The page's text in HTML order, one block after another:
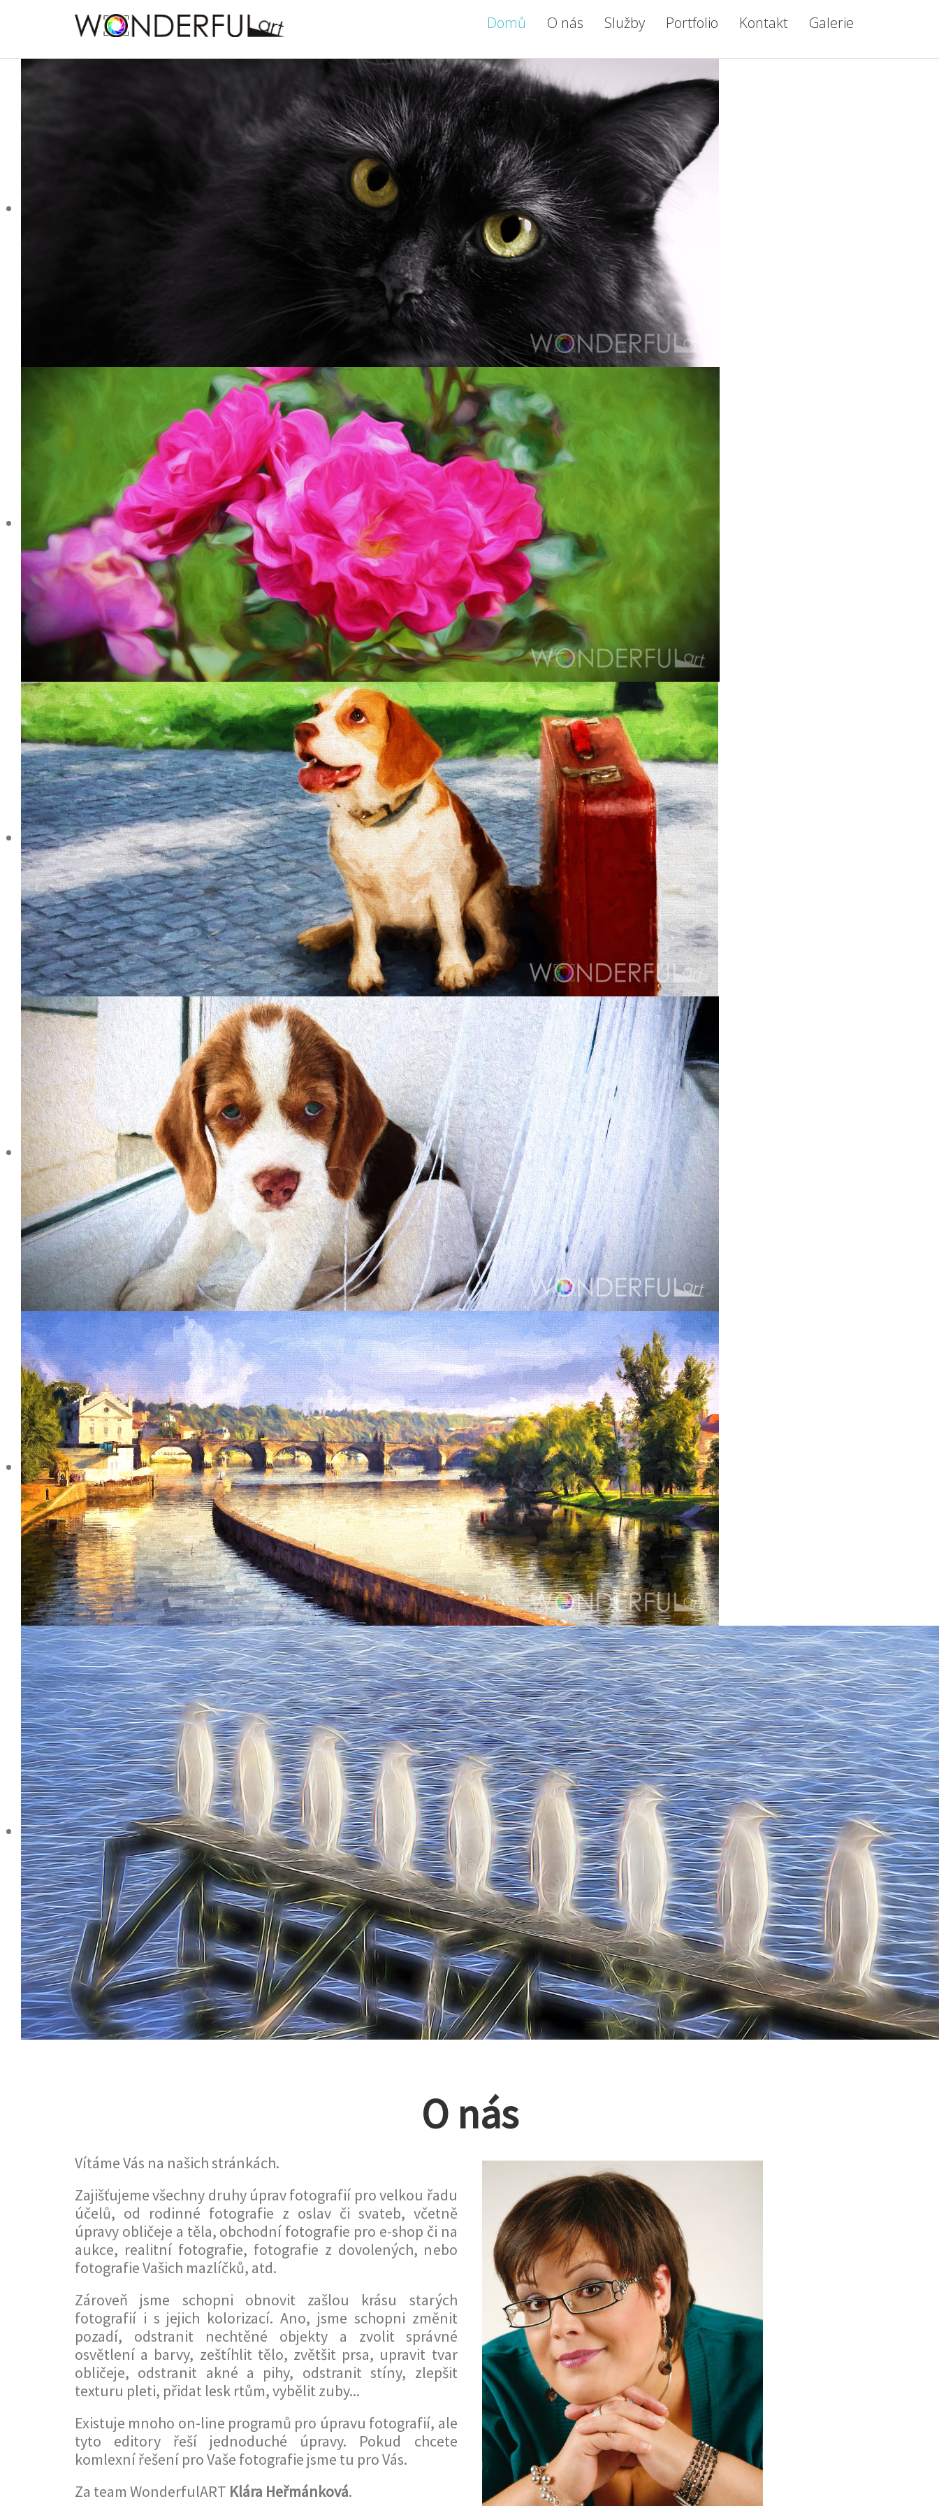
Domů O nás Služby Portfolio Kontakt Galerie
O nás
Vítáme Vás na našich stránkách.
Zajišťujeme všechny druhy úprav fotografií pro velkou řadu
účelů, od rodinné fotografie z oslav či svateb, včetně
úpravy obličeje a těla, obchodní fotografie pro e-shop či na
aukce, realitní fotografie, fotografie z dovolených, nebo
fotografie Vašich mazlíčků, atd.
Zároveň jsme schopni obnovit zašlou krásu starých
fotografií i s jejich kolorizací. Ano, jsme schopni změnit
pozadí, odstranit nechtěné objekty a zvolit správné
osvětlení a barvy, zeštíhlit tělo, zvětšit prsa, upravit tvar
obličeje, odstranit akné a pihy, odstranit stíny, zlepšit
texturu pleti, přidat lesk rtům, vybělit zuby...
Existuje mnoho on-line programů pro úpravu fotografií, ale
tyto editory řeší jednoduché úpravy. Pokud chcete
komlexní řešení pro Vaše fotografie jsme tu pro Vás.
Za team WonderfulART Klára Heřmánková.